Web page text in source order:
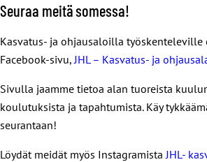
Seuraa meitä somessa!
Kasvatus- ja ohjausaloilla työskenteleville
Facebook-sivu, JHL – Kasvatus- ja
Sivulla jaamme tietoa alan tuoreista
koulutuksista ja tapahtumista. Käy
seurantaan!
Löydät meidät myös Instagramista JHL-